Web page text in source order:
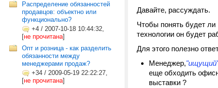
Распределение обязанностей
продавцов: объектно или
функционально?
+4 / 2007-10-18 10:44:32,
[не прочитана]
Опт и розница - как разделить
обязанности между
менеджерами продаж?
+34 / 2009-05-19 22:22:27,
[не прочитана]
Давайте, рассуждать.
Чтобы понять будет ли
технологии он будет
Для этого полезно
Менеджер,
еще обходить
выставки ?